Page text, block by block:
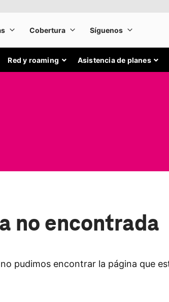
Red y roaming Asistencia de planes